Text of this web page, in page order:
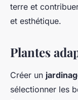
terre et
et esthétique.
Plantes
Créer un
sélectionner les